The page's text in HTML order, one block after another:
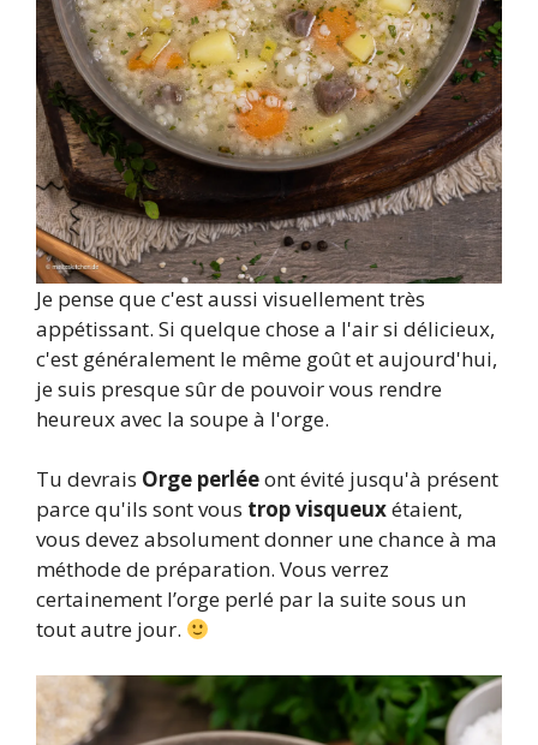
Je pense que c'est aussi visuellement très
appétissant. Si quelque chose a l'air si délicieux,
c'est généralement le même goût et aujourd'hui,
je suis presque sûr de pouvoir vous rendre
heureux avec la soupe à l'orge.
Tu devrais Orge perléeont évité jusqu'à présent
parce qu'ils sont vous trop visqueuxétaient,
vous devez absolument donner une chance à ma
méthode de préparation. Vous verrez
certainement l’orge perlé par la suite sous un
tout autre jour.